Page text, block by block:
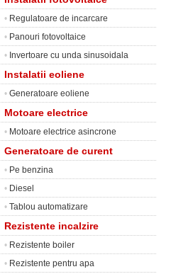
• Regulatoare de incarcare
• Panouri fotovoltaice
• Invertoare cu unda sinusoidala
Instalatii eoliene
• Generatoare eoliene
Motoare electrice
• Motoare electrice asincrone
Generatoare de curent
• Pe benzina
• Diesel
• Tablou automatizare
Rezistente incalzire
• Rezistente boiler
• Rezistente pentru apa